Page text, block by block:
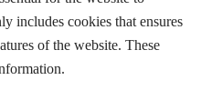
includes cookies that ensures
of the website. These